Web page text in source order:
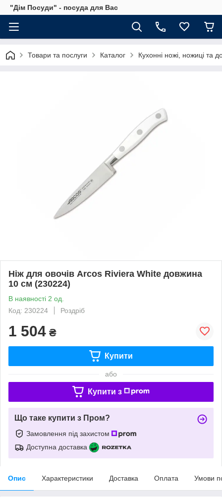
"Дім Посуди" - посуда для Вас
Товари та послуги Каталог Кухонні ножі, ножиці та
Ніж для овочів Arcos Riviera White довжина
10 см (230224)
В наявності 2 од.
Код: 230224
Роздріб
1 504 ₴
Купити
або
Купити з
Що таке купити з Пром?
Замовлення під захистом
Доступна доставка
Опис Характеристики Доставка Оплата Умови